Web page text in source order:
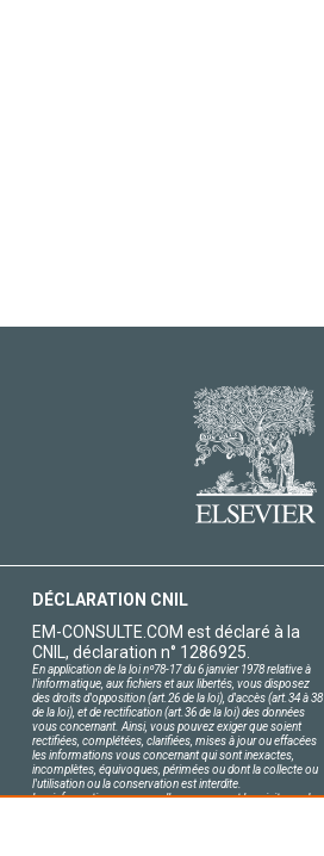
DÉCLARATION CNIL
EM-CONSULTE.COM est déclaré à la
CNIL, déclaration n° 1286925.
En application de la loi nº78-17 du 6 janvier 1978 relative à
l'informatique, aux fichiers et aux libertés, vous disposez
des droits d'opposition (art.26 de la loi), d'accès (art.34 à 38
de la loi), et de rectification (art.36 de la loi) des données
vous concernant. Ainsi, vous pouvez exiger que soient
rectifiées, complétées, clarifiées, mises à jour ou effacées
les informations vous concernant qui sont inexactes,
incomplètes, équivoques, périmées ou dont la collecte ou
l'utilisation ou la conservation est interdite.
Les informations personnelles concernant les visiteurs de